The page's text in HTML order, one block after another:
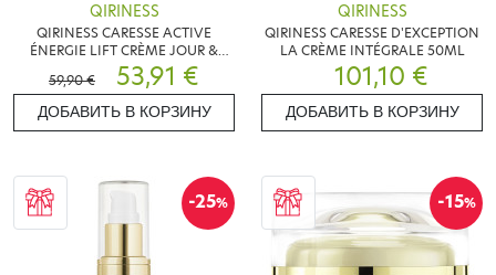
QIRINESS
QIRINESS CARESSE ACTIVE
ÉNERGIE LIFT CRÈME JOUR &
NUIT 50ML
59,90 € 53,91 €
ДОБАВИТЬ В КОРЗИНУ
QIRINESS
QIRINESS CARESSE D'EXCEPTION
LA CRÈME INTÉGRALE 50ML
101,10 €
ДОБАВИТЬ В КОРЗИНУ
-25% -15%